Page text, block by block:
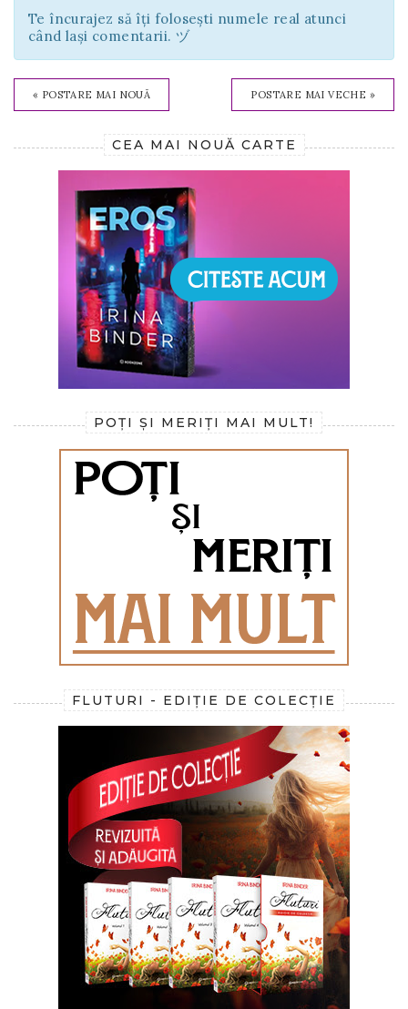
Te încurajez să îți folosești numele real atunci
când lași comentarii. ヅ
« POSTARE MAI NOUĂ POSTARE MAI VECHE »
CEA MAI NOUĂ CARTE
POȚI ȘI MERIȚI MAI MULT!
FLUTURI - EDIȚIE DE COLECȚIE